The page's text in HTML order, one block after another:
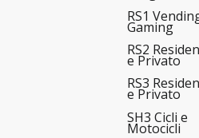
RS1
Gaming
RS2
e Privato
RS3
e Privato
SH3 Cicli e
Motocicli